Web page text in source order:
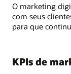
O marketing
com seus
para que
KPIs de